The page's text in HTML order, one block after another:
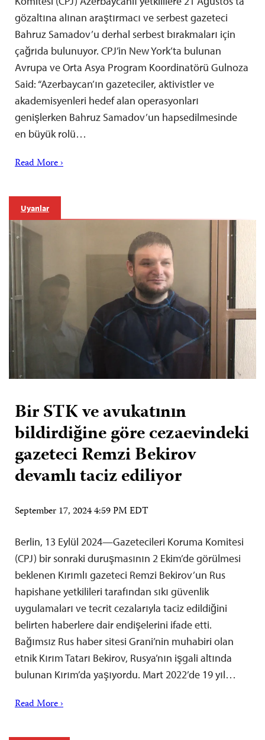
gözaltına alınan araştırmacı ve serbest gazeteci
Bahruz Samadov’u derhal serbest bırakmaları için
çağrıda bulunuyor. CPJ’in New York’ta bulunan
Avrupa ve Orta Asya Program Koordinatörü Gulnoza
Said: “Azerbaycan’ın gazeteciler, aktivistler ve
akademisyenleri hedef alan operasyonları
genişlerken Bahruz Samadov’un hapsedilmesinde
en büyük rolü…
Read More ›
Uyarılar
Bir STK ve avukatının
bildirdiğine göre cezaevindeki
gazeteci Remzi Bekirov
devamlı taciz ediliyor
September 17, 2024 4:59 PM EDT
Berlin, 13 Eylül 2024—Gazetecileri Koruma Komitesi
(CPJ) bir sonraki duruşmasının 2 Ekim’de görülmesi
beklenen Kırımlı gazeteci Remzi Bekirov’un Rus
hapishane yetkilileri tarafından sıkı güvenlik
uygulamaları ve tecrit cezalarıyla taciz edildiğini
belirten haberlere dair endişelerini ifade etti.
Bağımsız Rus haber sitesi Grani’nin muhabiri olan
etnik Kırım Tatarı Bekirov, Rusya’nın işgali altında
bulunan Kırım’da yaşıyordu. Mart 2022’de 19 yıl…
Read More ›